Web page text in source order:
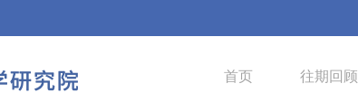
首页 往期回顾